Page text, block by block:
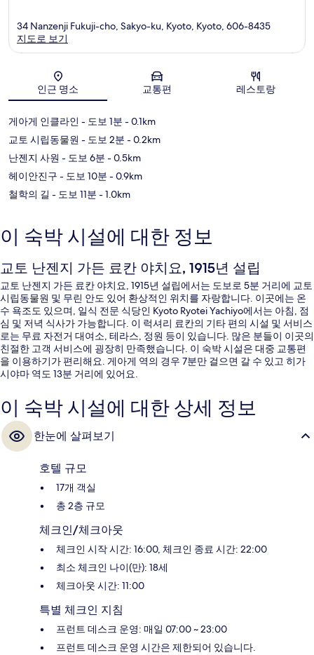
지도
34 Nanzenji Fukuji-cho, Sakyo-ku, Kyoto, Kyoto, 606-8435
지도로 보기
인근 명소 교통편 레스토랑
게아게 인클라인 - 도보 1분 - 0.1km
교토 시립동물원 - 도보 2분 - 0.2km
난젠지 사원 - 도보 6분 - 0.5km
헤이안진구 - 도보 10분 - 0.9km
철학의 길 - 도보 11분 - 1.0km
이 숙박 시설에 대한 정보
교토 난젠지 가든 료칸 야치요, 1915년 설립
교토 난젠지 가든 료칸 야치요, 1915년 설립에서는 도보로 5분 거리에 교토
시립동물원 및 무린 안도 있어 환상적인 위치를 자랑합니다. 이곳에는 온
수 욕조도 있으며, 일식 전문 식당인 Kyoto Ryotei Yachiyo에서는 아침, 점
심 및 저녁 식사가 가능합니다. 이 럭셔리 료칸의 기타 편의 시설 및 서비스
로는 무료 자전거 대여소, 테라스, 정원 등이 있습니다. 많은 분들이 이곳의
친절한 고객 서비스에 굉장히 만족했습니다. 이 숙박 시설은 대중 교통편
을 이용하기가 편리해요. 게아게 역의 경우 7분만 걸으면 갈 수 있고 히가
시야마 역도 13분 거리에 있어요.
이 숙박 시설에 대한 상세 정보
한눈에 살펴보기
호텔 규모
17개 객실
총 2층 규모
체크인/체크아웃
체크인 시작 시간: 16:00, 체크인 종료 시간: 22:00
최소 체크인 나이(만): 18세
체크아웃 시간: 11:00
특별 체크인 지침
프런트 데스크 운영: 매일 07:00 ~ 23:00
프런트 데스크 운영 시간은 제한되어 있습니다.